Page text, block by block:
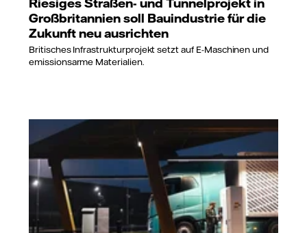
Großbritannien soll Bauindustrie für die
Zukunft neu ausrichten
Britisches Infrastrukturprojekt setzt auf E-Maschinen und
emissionsarme Materialien.